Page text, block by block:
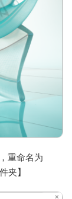
重命名为
夹】